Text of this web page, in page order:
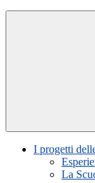
I progetti
La